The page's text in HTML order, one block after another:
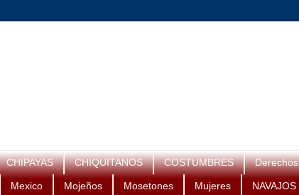
CHIPAYAS CHIQUITANOS COSTUMBRES Derechos
Mexico Mojeños Mosetones Mujeres NAVAJOS